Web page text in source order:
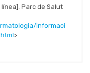
línea]. Parc de Salut
informaci
>